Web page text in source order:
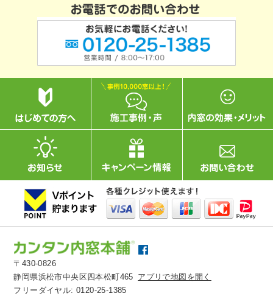
〒430-0826
静岡県浜松市中央区四本松町465 アプリで地図を開く
フリーダイヤル:0120-25-1385